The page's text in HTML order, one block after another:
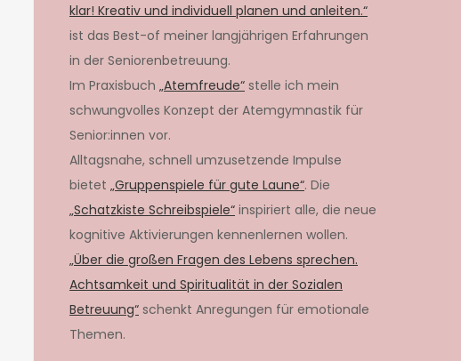
klar! Kreativ und individuell planen und anleiten.“
ist das Best-of meiner langjährigen Erfahrungen
in der Seniorenbetreuung.
Im Praxisbuch „Atemfreude“ stelle ich mein
schwungvolles Konzept der Atemgymnastik für
Senior:innen vor.
Alltagsnahe, schnell umzusetzende Impulse
bietet „Gruppenspiele für gute Laune“. Die
„Schatzkiste Schreibspiele“ inspiriert alle, die neue
kognitive Aktivierungen kennenlernen wollen.
„Über die großen Fragen des Lebens sprechen.
Achtsamkeit und Spiritualität in der Sozialen
Betreuung“ schenkt Anregungen für emotionale
Themen.